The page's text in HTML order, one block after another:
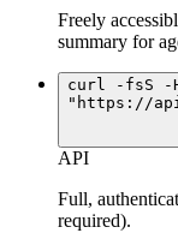
Freely
summary for
curl -fsS -H
"https://
API
Full,
required).